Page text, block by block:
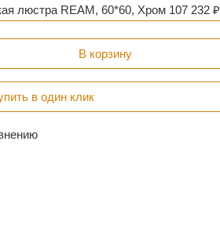
люстра REAM, 60*60, Хром 107 232 ₽